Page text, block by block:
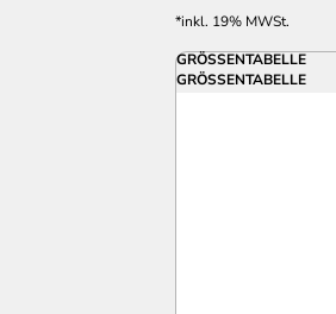
*inkl. 19% MWSt.
GRÖSSENTABELLE
GRÖSSENTABELLE